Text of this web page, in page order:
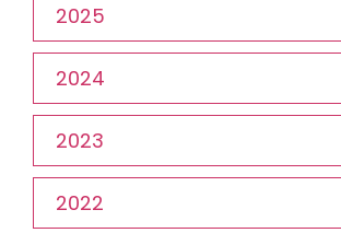
2025
2024
2023
2022